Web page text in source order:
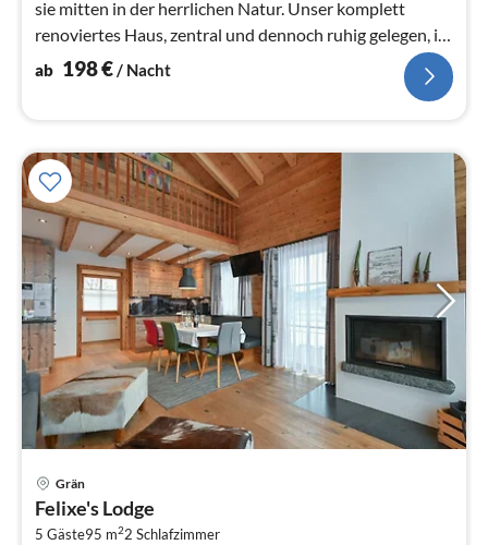
sie mitten in der herrlichen Natur. Unser komplett
renoviertes Haus, zentral und dennoch ruhig gelegen, ist
der ideale Ausgangs...
ab 198€/ Nacht
Grän
Felixe's Lodge
5 Gäste95 m22 Schlafzimmer